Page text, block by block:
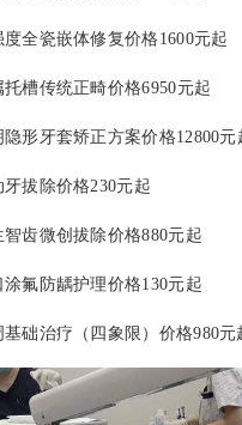
度全瓷嵌体修复价格1600元起
槽传统正畸价格6950元起
隐形牙套矫正方案价格12800元
拔除价格230元起
齿微创拔除价格880元起
涂氟防龋护理价格130元起
基础治疗（四象限）价格980元